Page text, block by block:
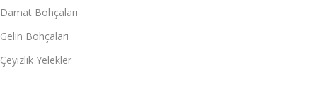
Damat Bohçaları
Gelin Bohçaları
Çeyizlik Yelekler